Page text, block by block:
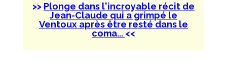
>> Plonge dans l'incroyable récit de
Jean-Claude qui a grimpé le
Ventoux après être resté dans le
coma... <<